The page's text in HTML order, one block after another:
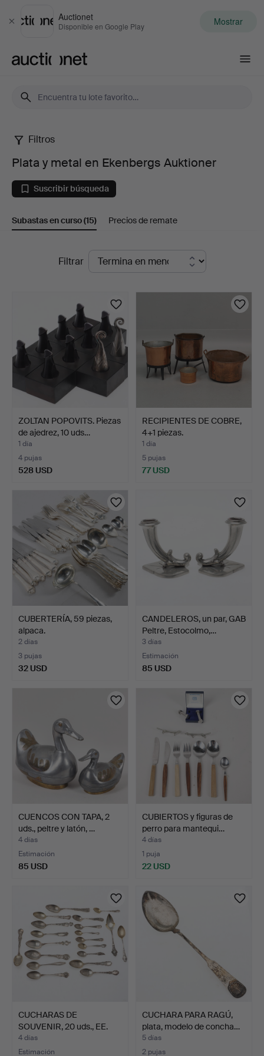
Cerrar
Auctionet
Disponible en Google Play Mostrar
Plata
metal
en
Ekenbergs
Filtros
Plata y metal en Ekenbergs Auktioner
Suscribir búsqueda
Subastas en curso(15) Precios de remate
SubastasFiltrar
ZOLTAN POPOVITS. Piezas
de ajedrez, 10 uds…
1 día
4 pujas
528 USD
RECIPIENTES DE COBRE,
4+1 piezas.
1 día
5 pujas
77 USD
CUBERTERÍA, 59 piezas,
alpaca.
2 días
3 pujas
32 USD
CANDELEROS, un par, GAB
Peltre, Estocolmo,…
3 días
Estimación
85 USD
CUENCOS CON TAPA, 2
uds., peltre y latón, …
4 días
Estimación
85 USD
CUBIERTOS y figuras de
perro para mantequi…
4 días
1 puja
22 USD
CUCHARAS DE
SOUVENIR, 20 uds., EE.
UU., ma…
4 días
Estimación
CUCHARA PARA RAGÚ,
plata, modelo de concha…
5 días
2 pujas